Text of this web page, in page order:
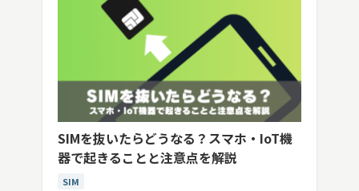
SIMを抜いたらどうなる？スマホ・IoT機
器で起きることと注意点を解説
SIM